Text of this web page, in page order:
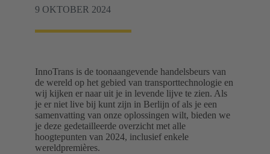
9 OKTOBER 2024
InnoTrans is de toonaangevende handelsbeurs van
de wereld op het gebied van transporttechnologie en
wij kijken er naar uit je in levende lijve te zien. Als
je er niet live bij kunt zijn in Berlijn of als je een
samenvatting van onze oplossingen wilt, bieden we
je deze gedetailleerde overzicht met alle
hoogtepunten van 2024, inclusief enkele
wereldpremières.